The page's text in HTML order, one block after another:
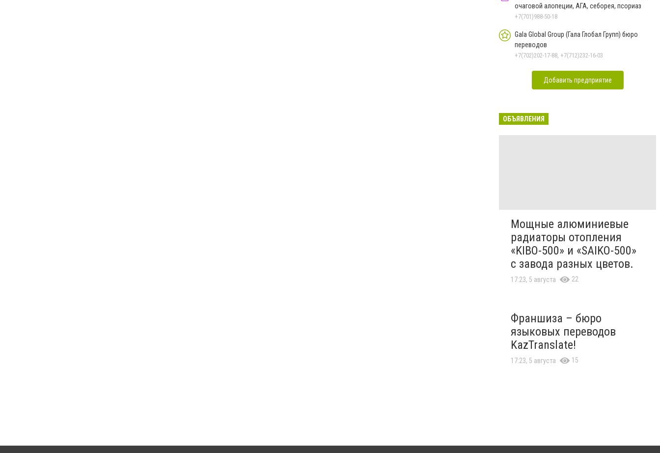
очаговой алопеции, АГА, себорея, псориаз
+7(701)988-50-18
Gala Global Group (Гала Глобал Групп) бюро
переводов
+7(702)202-17-88, +7(712)232-16-03
Добавить предприятие
ОБЪЯВЛЕНИЯ
Мощные алюминиевые
радиаторы отопления
«KIBO-500» и «SAIKO-500»
с завода разных цветов.
17:23, 5 августа 22
Франшиза – бюро
языковых переводов
KazTranslate!
17:23, 5 августа 15